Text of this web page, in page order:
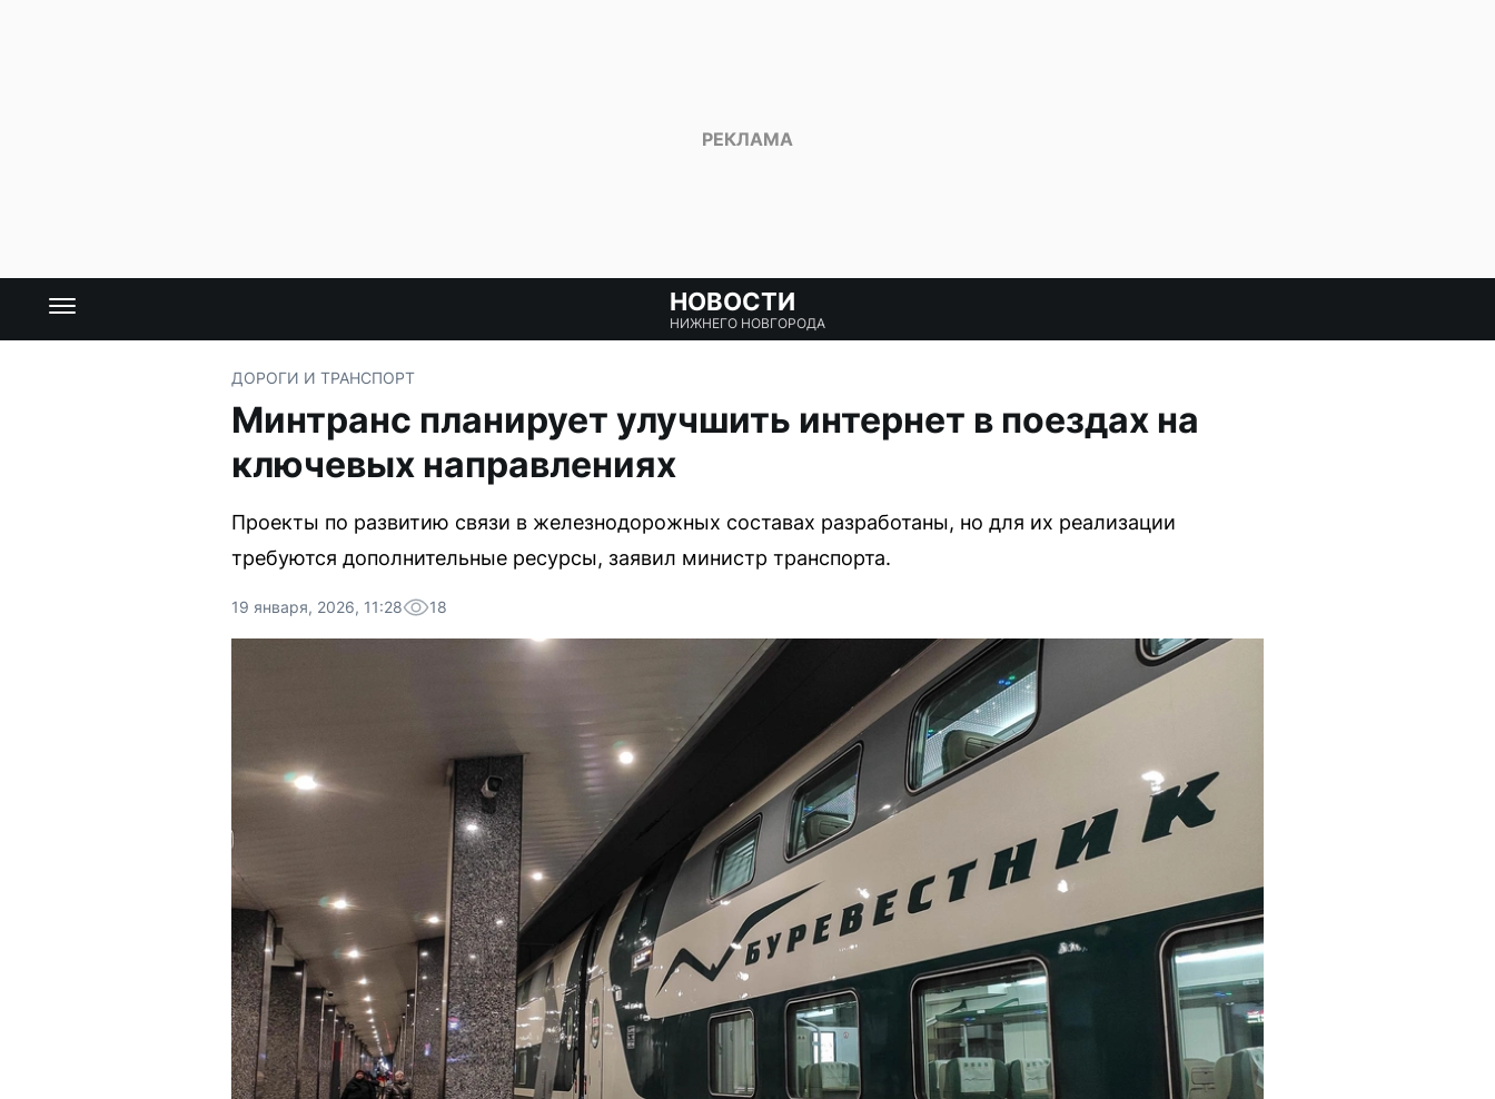
НОВОСТИ
НИЖНЕГО НОВГОРОДА
ДОРОГИ И ТРАНСПОРТ
Минтранс планирует улучшить интернет в поездах на
ключевых направлениях
Проекты по развитию связи в железнодорожных составах разработаны, но для их реализации
требуются дополнительные ресурсы, заявил министр транспорта.
19 января, 2026, 11:28 18